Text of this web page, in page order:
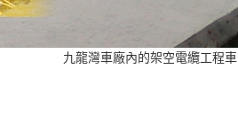
九龍灣車廠內的架空電纜工程車